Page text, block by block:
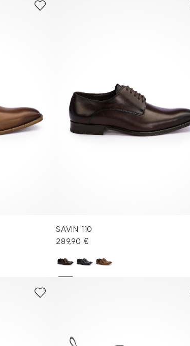
SAVIN 110
289,90 €